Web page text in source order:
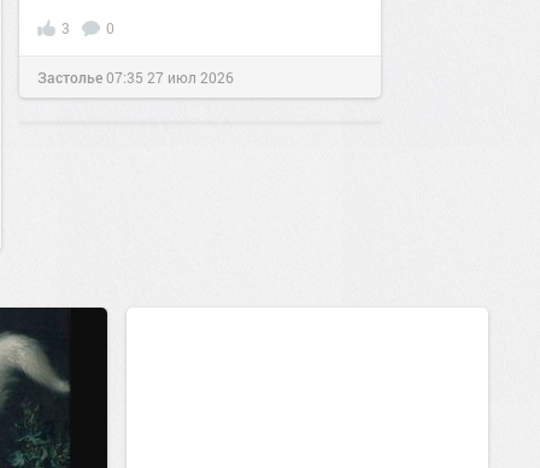
3 0
Застолье07:35 27 июл 2026